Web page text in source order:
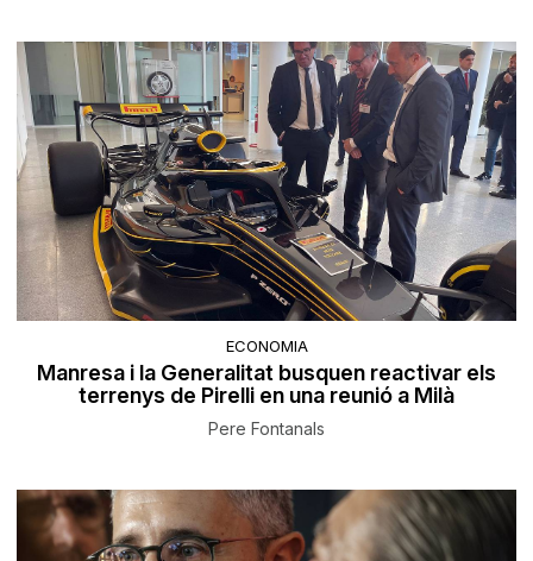
ECONOMIA
Manresa i la Generalitat busquen reactivar els
terrenys de Pirelli en una reunió a Milà
Pere Fontanals